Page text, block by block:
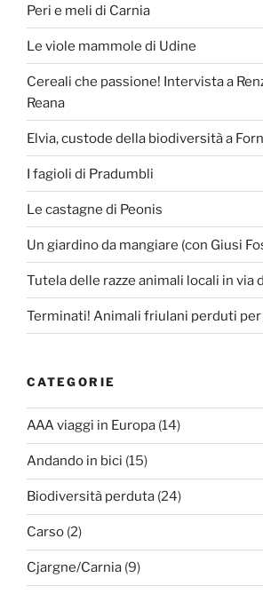
Peri e meli di Carnia
Le viole mammole di Udine
Cereali che passione! Intervista a
Reana
Elvia, custode della biodiversità a
I fagioli di Pradumbli
Le castagne di Peonis
Un giardino da mangiare (con Giusi
Tutela delle razze animali locali in via
Terminati! Animali friulani perduti
CATEGORIE
AAA viaggi in Europa (14)
Andando in bici (15)
Biodiversità perduta (24)
Carso (2)
Cjargne/Carnia (9)